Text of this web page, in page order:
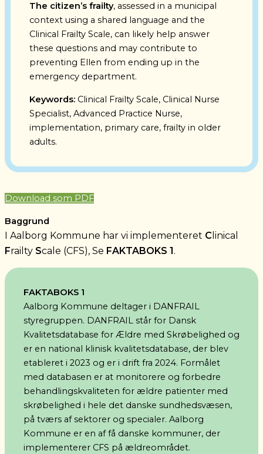
The citizen’s frailty, assessed in a municipal
context using a shared language and the
Clinical Frailty Scale, can likely help answer
these questions and may contribute to
preventing Ellen from ending up in the
emergency department.
Keywords: Clinical Frailty Scale, Clinical Nurse
Specialist, Advanced Practice Nurse,
implementation, primary care, frailty in older
adults.
Download som PDF
Baggrund
I Aalborg Kommune har vi implementeret C linical
Frailty Scale (CFS), Se FAKTABOKS 1.
FAKTABOKS 1
Aalborg Kommune deltager i DANFRAIL
styregruppen. DANFRAIL står for Dansk
Kvalitetsdatabase for Ældre med Skrøbelighed og
er en national klinisk kvalitetsdatabase, der blev
etableret i 2023 og er i drift fra 2024. Formålet
med databasen er at monitorere og forbedre
behandlingskvaliteten for ældre patienter med
skrøbelighed i hele det danske sundhedsvæsen,
på tværs af sektorer og specialer. Aalborg
Kommune er en af få danske kommuner, der
implementerer CFS på ældreområdet.